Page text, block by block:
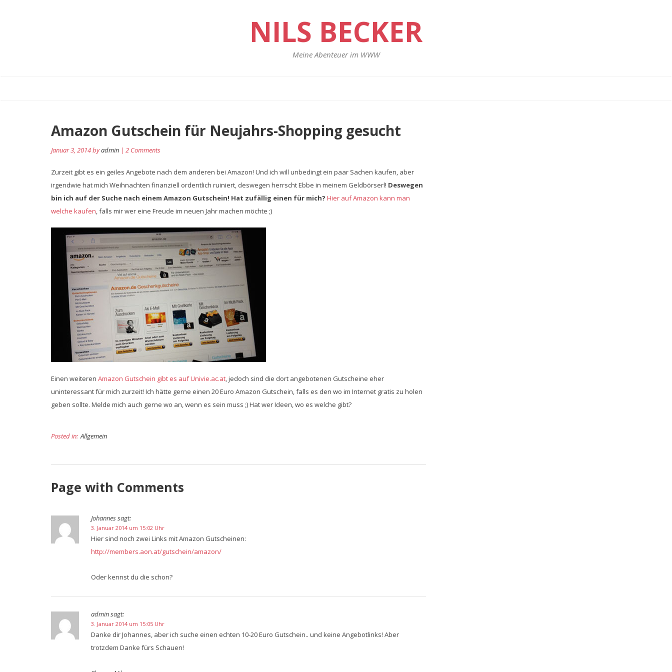
NILS BECKER
Meine Abenteuer im WWW
Amazon Gutschein für Neujahrs-Shopping gesucht
Januar 3, 2014 byadmin | 2 Comments
Zurzeit gibt es ein geiles Angebote nach dem anderen bei Amazon! Und ich will unbedingt ein paar Sachen kaufen, aber
irgendwie hat mich Weihnachten finanziell ordentlich ruiniert, deswegen herrscht Ebbe in meinem Geldbörserl! Deswegen
bin ich auf der Suche nach einem Amazon Gutschein! Hat zufällig einen für mich? Hier auf Amazon kann man
welche kaufen, falls mir wer eine Freude im neuen Jahr machen möchte ;)
Einen weiteren Amazon Gutschein gibt es auf Univie.ac.at, jedoch sind die dort angebotenen Gutscheine eher
uninteressant für mich zurzeit! Ich hätte gerne einen 20 Euro Amazon Gutschein, falls es den wo im Internet gratis zu holen
geben sollte. Melde mich auch gerne wo an, wenn es sein muss ;) Hat wer Ideen, wo es welche gibt?
Posted in: Allgemein
Page with Comments
Johannessagt:
3. Januar 2014 um 15:02 Uhr
Hier sind noch zwei Links mit Amazon Gutscheinen:
http://members.aon.at/gutschein/amazon/
Oder kennst du die schon?
adminsagt:
3. Januar 2014 um 15:05 Uhr
Danke dir Johannes, aber ich suche einen echten 10-20 Euro Gutschein.. und keine Angebotlinks! Aber
trotzdem Danke fürs Schauen!